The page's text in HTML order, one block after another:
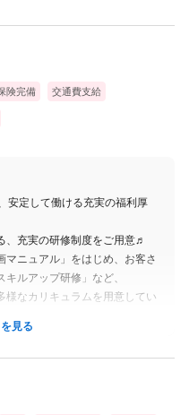
の貢献度に応じて給与が決
確なキャリア」に結びつく
険完備 交通費支給
安定して働ける充実の福利厚
、充実の研修制度をご用意♬
アル」をはじめ、お客さ
ルアップ研修」など、
リキュラムを用意してい
もある大人気の研修。他
見る